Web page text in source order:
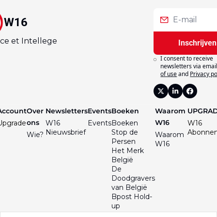
W16
et Intellege Inschrijven
I consent to receive
newsletters via
of useand Privacy
Over
ons
Wie?
Newsletters
W16
Nieuwsbrief
Events
Events
Boeken
Boeken
Stop de
Persen
Het Merk
België
De
Doodgravers
van België
Bpost Hold-
up
De Val van
Waarom
W16
Waarom
W16
W16